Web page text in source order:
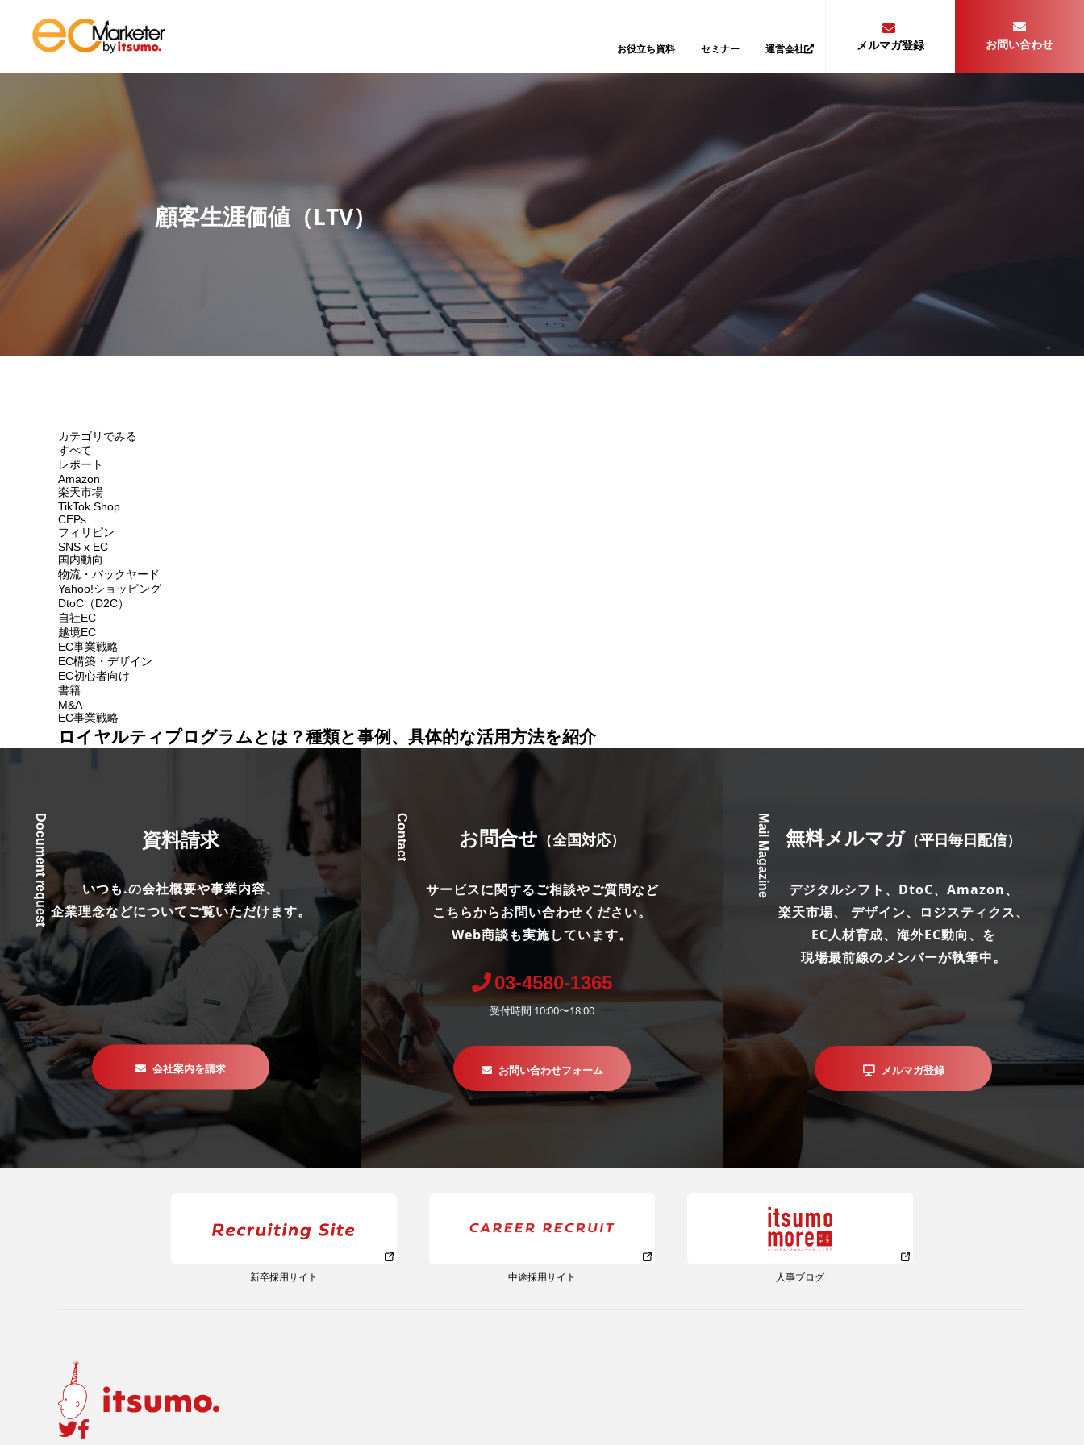
お役立ち資料 セミナー 運営会社 メルマガ登録 お問い合わせ
顧客生涯価値（LTV）
カテゴリでみる
すべて
レポート
Amazon
楽天市場
TikTok Shop
CEPs
フィリピン
SNS x EC
国内動向
物流・バックヤード
Yahoo!ショッピング
DtoC（D2C）
自社EC
越境EC
EC事業戦略
EC構築・デザイン
EC初心者向け
書籍
M&A
EC事業戦略
ロイヤルティプログラムとは？種類と事例、具体的な活用方法を紹介
Document request 資料請求
いつも.の会社概要や事業内容、
企業理念などについてご覧いただけます。
会社案内を請求
Contact お問合せ （全国対応）
サービスに関するご相談やご質問など
こちらからお問い合わせください。
Web商談も実施しています。
03-4580-1365
受付時間 10:00〜18:00
お問い合わせフォーム
Mail Magazine 無料メルマガ （平日毎日配信）
デジタルシフト、DtoC、Amazon、
楽天市場、 デザイン、ロジスティクス、
EC人材育成、海外EC動向、を
現場最前線のメンバーが執筆中。
メルマガ登録
新卒採用サイト 中途採用サイト 人事ブログ